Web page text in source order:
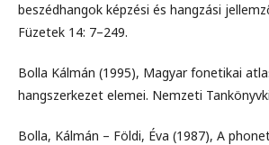
beszédhangok képzési és hangzási
Füzetek 14: 7–249.
Bolla Kálmán (1995), Magyar fonetikai
hangszerkezet elemei. Nemzeti
Bolla, Kálmán – Földi, Éva (1987), A